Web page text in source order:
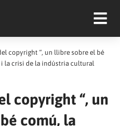
copyright “, un llibre sobre el bé
la crisi de la indústria cultural
copyright “, un
comú, la